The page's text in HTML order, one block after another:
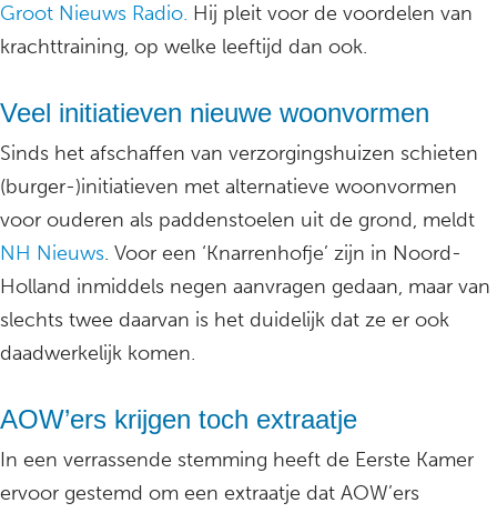
Groot Nieuws Radio. Hij pleit voor de voordelen van
krachttraining, op welke leeftijd dan ook.
Veel initiatieven nieuwe woonvormen
Sinds het afschaffen van verzorgingshuizen schieten
(burger-)initiatieven met alternatieve woonvormen
voor ouderen als paddenstoelen uit de grond, meldt
NH Nieuws. Voor een ‘Knarrenhofje’ zijn in Noord-
Holland inmiddels negen aanvragen gedaan, maar van
slechts twee daarvan is het duidelijk dat ze er ook
daadwerkelijk komen.
AOW’ers krijgen toch extraatje
In een verrassende stemming heeft de Eerste Kamer
ervoor gestemd om een extraatje dat AOW’ers